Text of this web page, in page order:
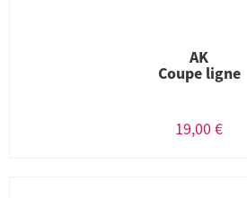
AK
Coupe ligne
19,00 €